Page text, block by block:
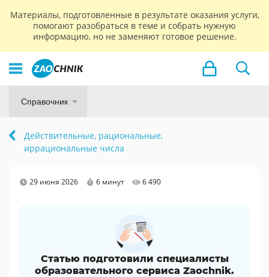
Материалы, подготовленные в результате оказания услуги,
помогают разобраться в теме и собрать нужную
информацию, но не заменяют готовое решение.
Справочник
Действительные, рациональные,
иррациональные числа
29 июня 2026 6 минут 6 490
Статью подготовили специалисты
образовательного сервиса Zaochnik.